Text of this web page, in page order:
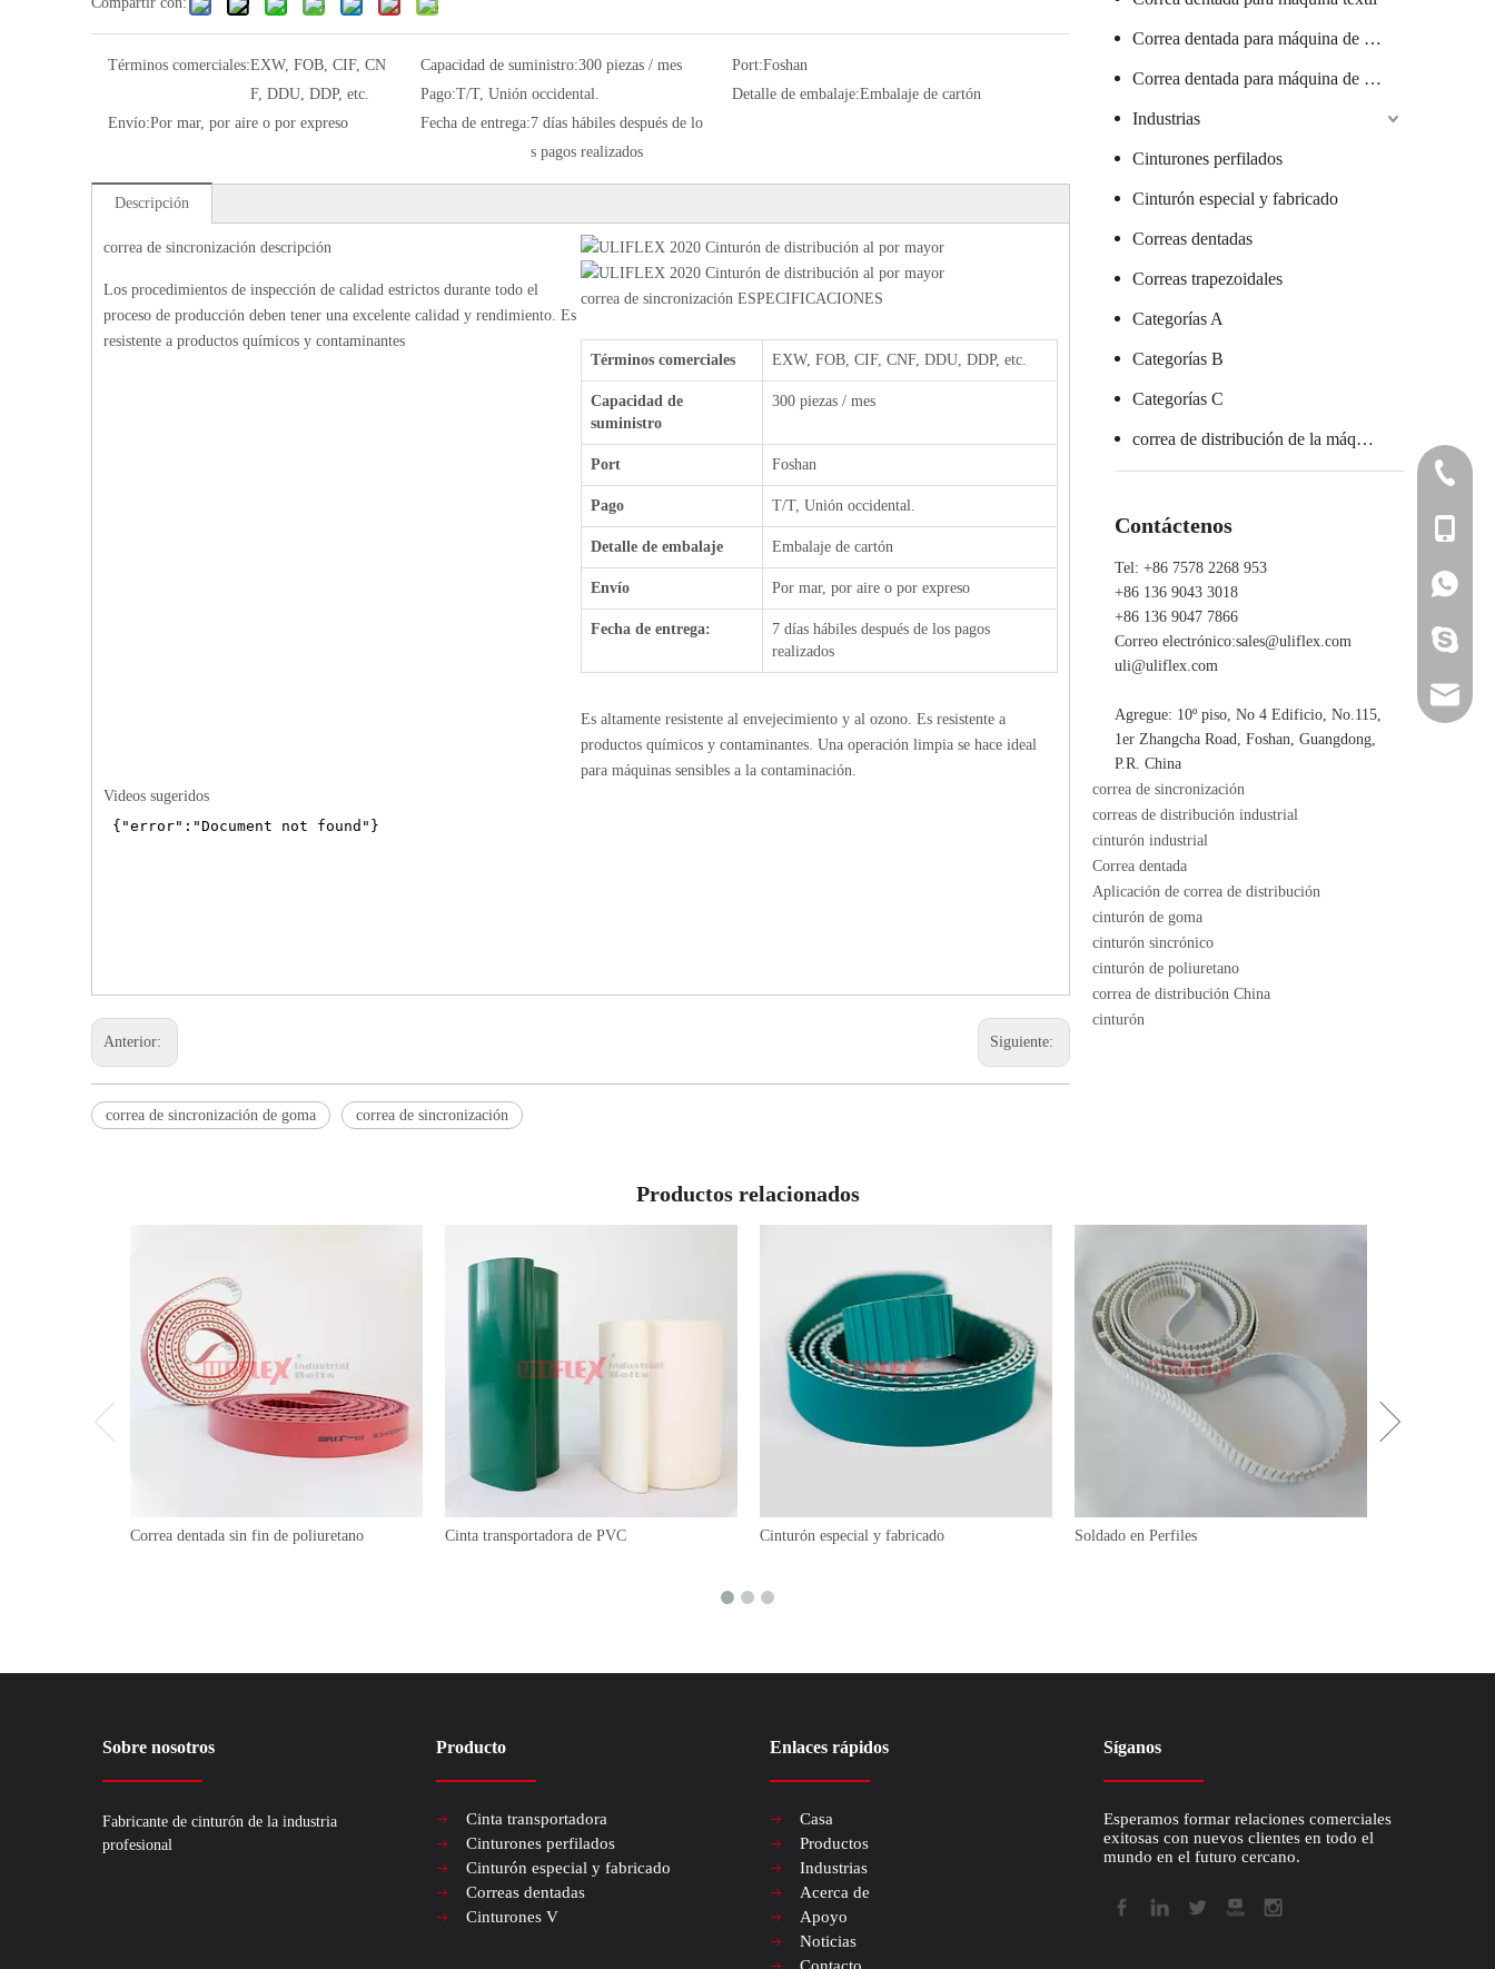
Términos comerciales:EXW, FOB, CIF, CN
F, DDU, DDP, etc.
Capacidad de suministro:300 piezas / mes Port:Foshan
Pago:T/T, Unión occidental. Detalle de embalaje:Embalaje de cartón
Envío:Por mar, por aire o por expreso Fecha de entrega:7 días hábiles después de lo
s pagos realizados
Descripción
correa de sincronización descripción
Los procedimientos de inspección de calidad estrictos durante todo el
proceso de producción deben tener una excelente calidad y rendimiento. Es
resistente a productos químicos y contaminantes
correa de sincronización ESPECIFICACIONES
Términos comerciales EXW, FOB, CIF, CNF, DDU, DDP, etc.
Capacidad de
suministro
300 piezas / mes
Port Foshan
Pago T/T, Unión occidental.
Detalle de embalaje Embalaje de cartón
Envío Por mar, por aire o por expreso
Fecha de entrega:
7 días hábiles después de los pagos
realizados
Es altamente resistente al envejecimiento y al ozono. Es resistente a
productos químicos y contaminantes. Una operación limpia se hace ideal
para máquinas sensibles a la contaminación.
Videos sugeridos
Anterior: Siguiente:
correa de sincronización de goma correa de sincronización
Correa dentada para máquina de salchichas
Correa dentada para máquina de vidrio
Industrias
Cinturones perfilados
Cinturón especial y fabricado
Correas dentadas
Correas trapezoidales
Categorías A
Categorías B
Categorías C
correa de distribución de la máquina de embalaje
Contáctenos
Tel: +86 7578 2268 953
+86 136 9043 3018
+86 136 9047 7866
Correo electrónico:sales@uliflex.com
uli@uliflex.com
Agregue: 10º piso, No 4 Edificio, No.115,
1er Zhangcha Road, Foshan, Guangdong,
P.R. China
correa de sincronización
correas de distribución industrial
cinturón industrial
Correa dentada
Aplicación de correa de distribución
cinturón de goma
cinturón sincrónico
cinturón de poliuretano
correa de distribución China
cinturón
Productos relacionados
Correa dentada sin fin de poliuretano Cinta transportadora de PVC Cinturón especial y fabricado Soldado en Perfiles
Sobre nosotros
Fabricante de cinturón de la industria
profesional
Producto
Cinta transportadora
Cinturones perfilados
Cinturón especial y fabricado
Correas dentadas
Cinturones V
Enlaces rápidos
Casa
Productos
Industrias
Acerca de
Apoyo
Noticias
Síganos
Esperamos formar relaciones comerciales
exitosas con nuevos clientes en todo el
mundo en el futuro cercano.
+86
+86 136
+86 136